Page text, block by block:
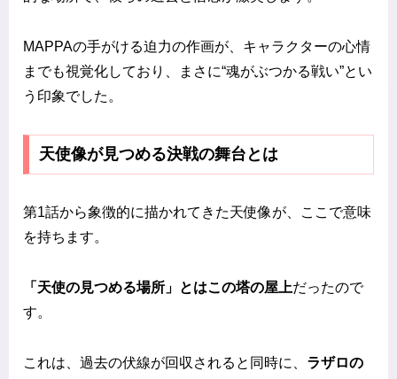
MAPPAの手がける迫力の作画が、キャラクターの心情
までも視覚化しており、まさに“魂がぶつかる戦い”とい
う印象でした。
天使像が見つめる決戦の舞台とは
第1話から象徴的に描かれてきた天使像が、ここで意味
を持ちます。
「天使の見つめる場所」とはこの塔の屋上だったので
す。
これは、過去の伏線が回収されると同時に、 ラザロの